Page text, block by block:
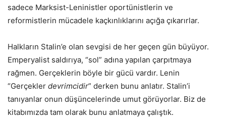
sadece Marksist-Leninistler oportünistlerin ve
reformistlerin mücadele kaçkınlıklarını açığa çıkarırlar.
Halkların Stalin’e olan sevgisi de her geçen gün büyüyor.
Emperyalist saldırıya, “sol” adına yapılan çarpıtmaya
rağmen. Gerçeklerin böyle bir gücü vardır. Lenin
“Gerçekler devrimcidir” derken bunu anlatır. Stalin’i
tanıyanlar onun düşüncelerinde umut görüyorlar. Biz de
kitabımızda tam olarak bunu anlatmaya çalıştık.